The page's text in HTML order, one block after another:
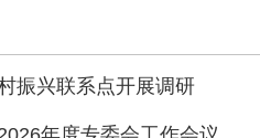
振兴联系点开展调研